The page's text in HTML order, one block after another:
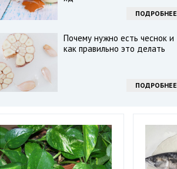
ПОДРОБНЕЕ
Почему нужно есть чеснок и
как правильно это делать
ПОДРОБНЕЕ